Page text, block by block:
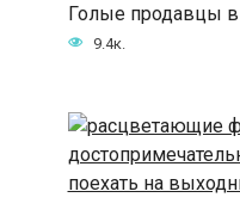
Голые продавцы
9.4к.